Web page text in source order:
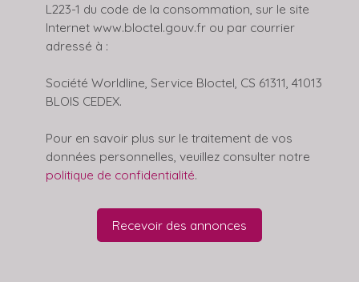
L223-1 du code de la consommation, sur le site
Internet www.bloctel.gouv.fr ou par courrier
adressé à :
Société Worldline, Service Bloctel, CS 61311, 41013
BLOIS CEDEX.
Pour en savoir plus sur le traitement de vos
données personnelles, veuillez consulter notre
politique de confidentialité.
Recevoir des annonces